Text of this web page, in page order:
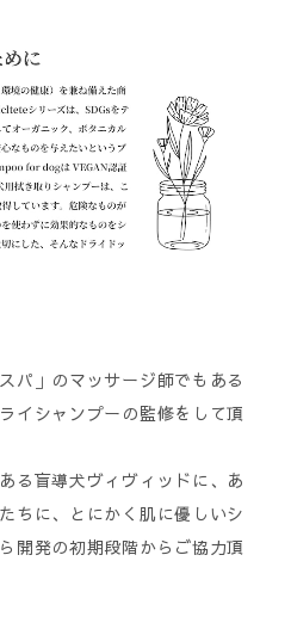
パ」のマッサージ師でもある
イシャンプーの監修をして頂
る盲導犬ヴィヴィッドに、あ
ちに、とにかく肌に優しいシ
開発の初期段階からご協力頂